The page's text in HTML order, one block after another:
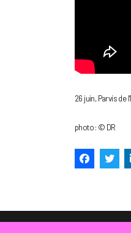
26 juin, Parvis de
photo : © DR